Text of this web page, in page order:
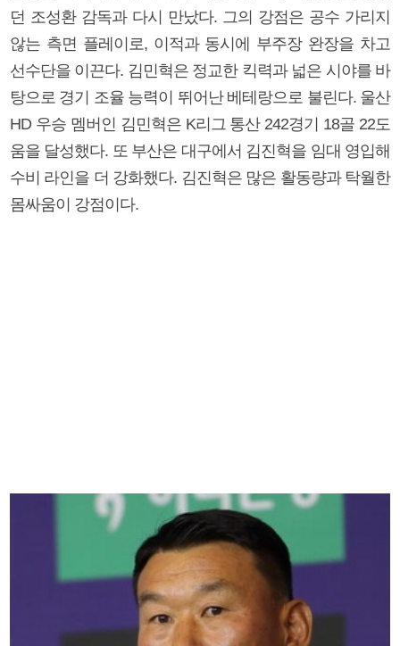
던 조성환 감독과 다시 만났다. 그의 강점은 공수 가리지
않는 측면 플레이로, 이적과 동시에 부주장 완장을 차고
선수단을 이끈다. 김민혁은 정교한 킥력과 넓은 시야를 바
탕으로 경기 조율 능력이 뛰어난 베테랑으로 불린다. 울산
HD 우승 멤버인 김민혁은 K리그 통산 242경기 18골 22도
움을 달성했다. 또 부산은 대구에서 김진혁을 임대 영입해
수비 라인을 더 강화했다. 김진혁은 많은 활동량과 탁월한
몸싸움이 강점이다.